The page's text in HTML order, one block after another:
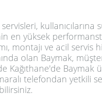
en yüksek performansta
montajı ve acil servis
olan Baymak,
Kağıthane'de Baymak
telefondan yetkili